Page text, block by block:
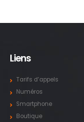
Liens
Tarifs d’appels
Numéros
Smartphone
Boutique